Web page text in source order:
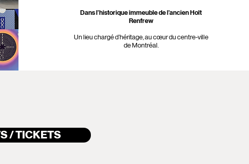
Dans l’historique immeuble de l’ancien Holt
Renfrew
Un lieu chargé d’héritage, au cœur du centre-ville
de Montréal.
/ TICKETS